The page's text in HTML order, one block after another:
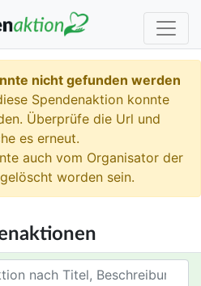
nicht gefunden werden
Spendenaktion konnte
Überprüfe die Url und
es erneut.
auch vom Organisator der
worden sein.